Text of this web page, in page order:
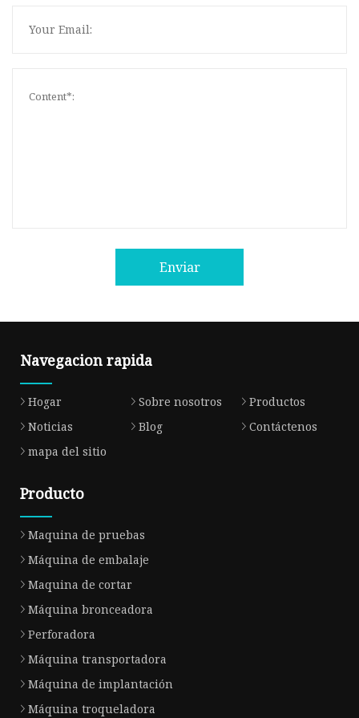
Enviar
Navegacion rapida
Hogar Sobre nosotros
Productos
Noticias
Blog
Contáctenos
mapa del sitio
Producto
Maquina de pruebas
Máquina de embalaje
Maquina de cortar
Máquina bronceadora
Perforadora
Máquina transportadora
Máquina de implantación
Máquina troqueladora